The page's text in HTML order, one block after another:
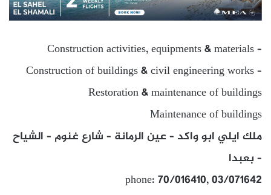
Construction activities, equipments & materials –
Construction of buildings & civil engineering works –
Restoration & maintenance of buildings
Maintenance of buildings
ملك ايلي ابو واكد – عين الرمانة – شارع غنوم – الشياح
– بعبدا
phone: 70/016410, 03/071642